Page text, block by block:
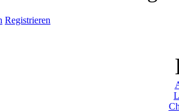
Registrieren